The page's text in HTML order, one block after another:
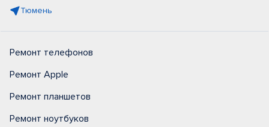
Тюмень
Ремонт телефонов
Ремонт Apple
Ремонт планшетов
Ремонт ноутбуков